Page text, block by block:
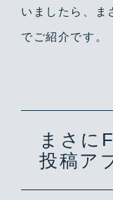
いましたら、ま
でご紹介です。
まさに
投稿ア